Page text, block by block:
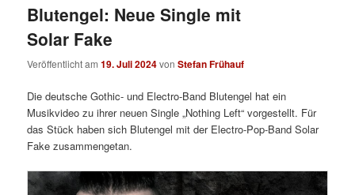
Blutengel: Neue Single mit
Solar Fake
Veröffentlicht am19. Juli 2024vonStefan Frühauf
Die deutsche Gothic- und Electro-Band Blutengel hat ein
Musikvideo zu ihrer neuen Single „Nothing Left“ vorgestellt. Für
das Stück haben sich Blutengel mit der Electro-Pop-Band Solar
Fake zusammengetan.